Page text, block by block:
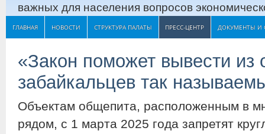
важных для населения вопросов
ГЛАВНАЯ НОВОСТИ СТРУКТУРА ПАЛАТЫ ПРЕСС-ЦЕНТР ДОКУМЕНТЫ И
«Закон поможет вывести из
забайкальцев так
Объектам общепита, расположенным в
рядом, с 1 марта 2025 года запретят